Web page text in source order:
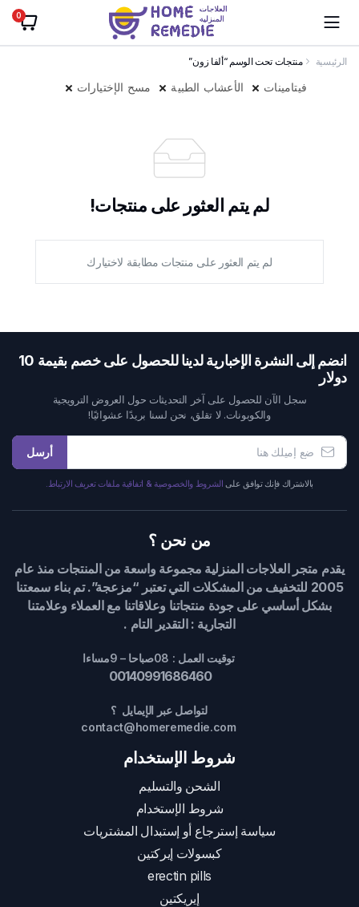
0
الرئيسية منتجات تحت الوسم “ألفا زون”
مسح الإختيارات الأعشاب الطبية فيتامينات
لم يتم العثور على منتجات!
لم يتم العثور على منتجات مطابقة لاختيارك
انضم إلى النشرة الإخبارية لدينا للحصول على خصم بقيمة 10
دولار
سجل الآن للحصول على آخر التحديثات حول العروض الترويجية
والكوبونات. لا تقلق، نحن لسنا بريدًا عشوائيًا!
أرسل
بالاشتراك فإنك توافق على الشروط والخصوصية & اتفاقية ملفات تعريف الارتباط.
من نحن ؟
يقدم متجر العلاجات المنزلية مجموعة واسعة من المنتجات منذ عام
2005 للتخفيف من المشكلات التي تعتبر “مزعجة”. تم بناء سمعتنا
بشكل أساسي على جودة منتجاتنا وعلاقاتنا مع العملاء وعلامتنا
التجارية : التقدير التام .
توقيت العمل : 08صباحا – 9مساءا
00140991686460
لتواصل عبر الإيمايل ؟
contact@homeremedie.com
شروط الإستخدام
الشحن والتسليم
شروط الإستخدام
سياسة إسترجاع أو إستبدال المشتريات
كبسولات إيركتين
erectin pills
إيريكتين